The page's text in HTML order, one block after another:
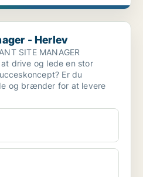
- Herlev
SITE MANAGER
at drive og lede en stor
Er du
og brænder for at levere